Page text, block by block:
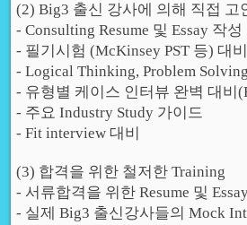
(2) Big3 출신 강사에 의해 직접
- Consulting Resume 및 Essay 작
- 필기시험 (McKinsey PST 등) 대비
- Logical Thinking, Problem
- 유형별 케이스 인터뷰 완벽 대비
- 주요 Industry Study 가이드
- Fit interview 대비
(3) 합격을 위한 철저한 Training
- 서류합격을 위한 Resume 및
- 실제 Big3 출신강사들의 Mock